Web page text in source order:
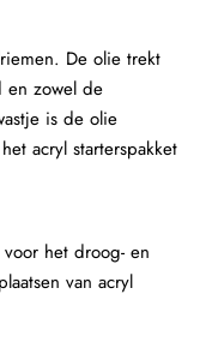
De olie trekt
en zowel de
is de olie
acryl starterspakket
het droog- en
van acryl